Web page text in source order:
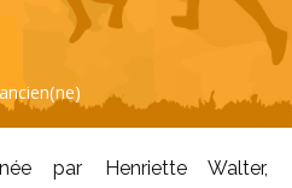
par Henriette Walter,